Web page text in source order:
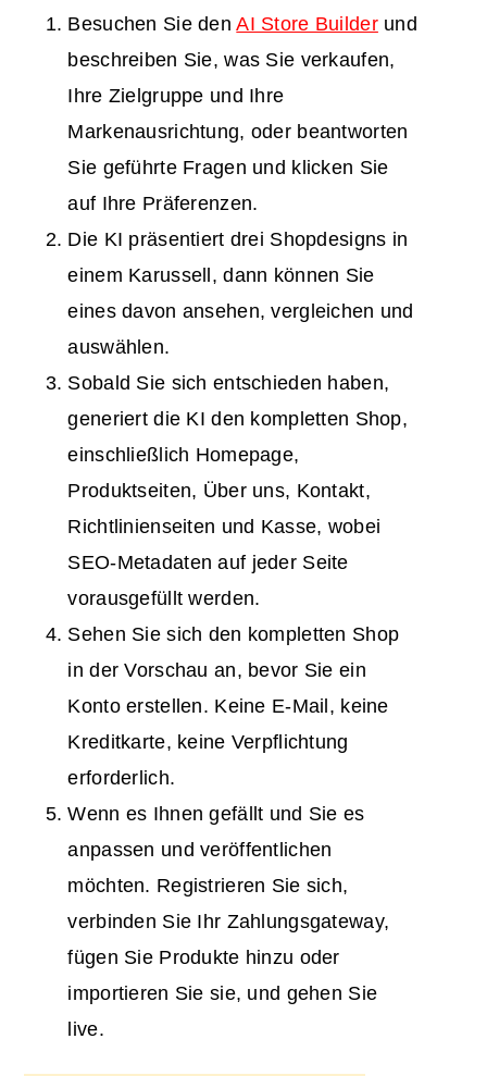
Besuchen Sie denAI Store Builderund
beschreiben Sie, was Sie verkaufen,
Ihre Zielgruppe und Ihre
Markenausrichtung, oder beantworten
Sie geführte Fragen und klicken Sie
auf Ihre Präferenzen.
Die KI präsentiert drei Shopdesigns in
einem Karussell, dann können Sie
eines davon ansehen, vergleichen und
auswählen.
Sobald Sie sich entschieden haben,
generiert die KI den kompletten Shop,
einschließlich Homepage,
Produktseiten, Über uns, Kontakt,
Richtlinienseiten und Kasse, wobei
SEO-Metadaten auf jeder Seite
vorausgefüllt werden.
Sehen Sie sich den kompletten Shop
in der Vorschau an, bevor Sie ein
Konto erstellen. Keine E-Mail, keine
Kreditkarte, keine Verpflichtung
erforderlich.
Wenn es Ihnen gefällt und Sie es
anpassen und veröffentlichen
möchten. Registrieren Sie sich,
verbinden Sie Ihr Zahlungsgateway,
fügen Sie Produkte hinzu oder
importieren Sie sie, und gehen Sie
live.